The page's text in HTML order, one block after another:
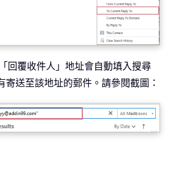
回覆收件人」地址會自動填入搜尋
寄送至該地址的郵件。請參閱截圖：